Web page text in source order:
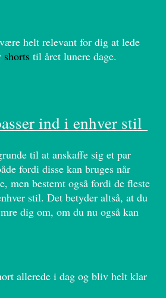
helt relevant for dig at lede
shorts til året lunere dage.
ind i enhver stil
til at anskaffe sig et par
fordi disse kan bruges når
men bestemt også fordi de fleste
stil. Det betyder altså, at du
dig om, om du nu også kan
allerede i dag og bliv helt klar